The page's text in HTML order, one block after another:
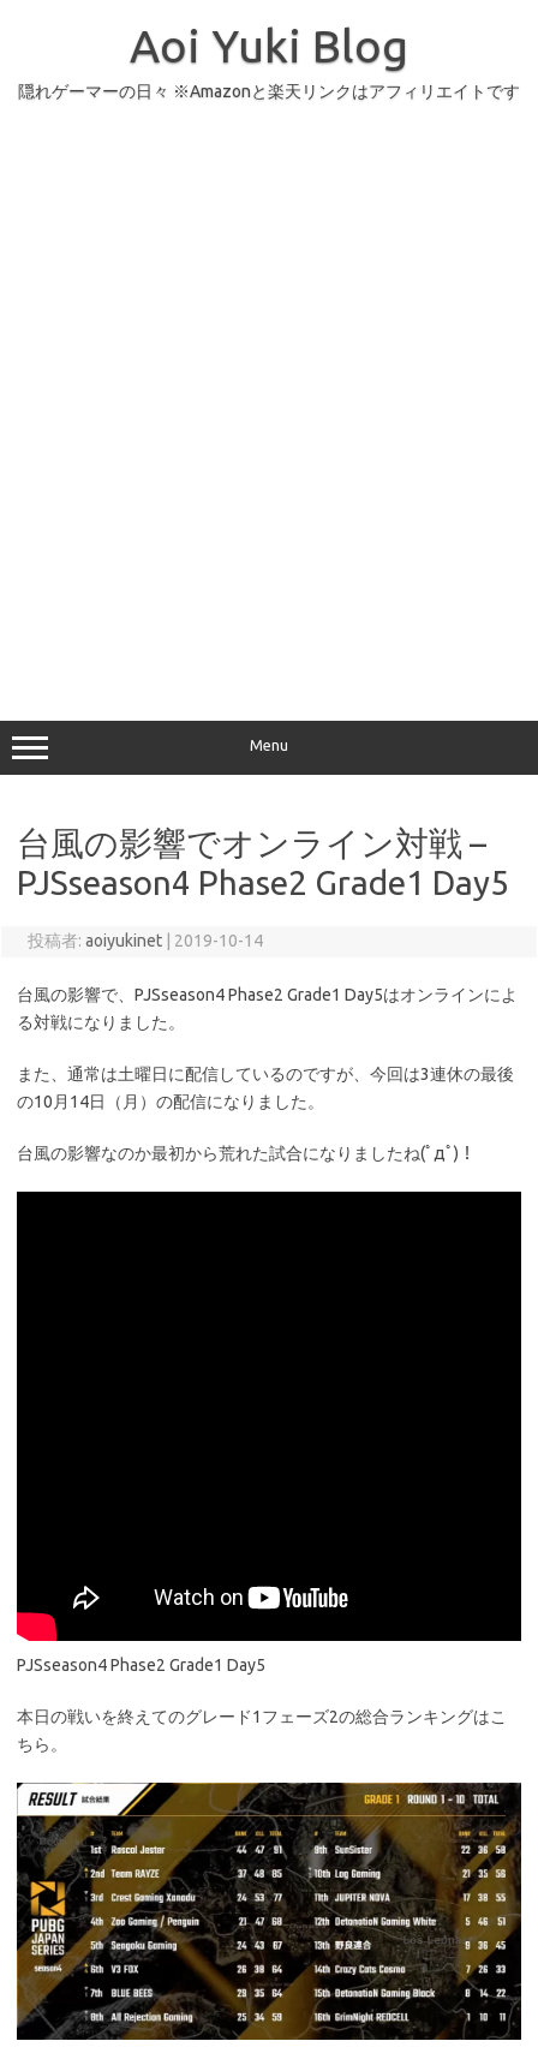
Aoi Yuki Blog
隠れゲーマーの日々 ※Amazonと楽天リンクはアフィリエイトです
Menu
台風の影響でオンライン対戦 –
PJSseason4 Phase2 Grade1 Day5
投稿者: aoiyukinet 2019-10-14
台風の影響で、PJSseason4 Phase2 Grade1 Day5はオンラインによ
る対戦になりました。
また、通常は土曜日に配信しているのですが、今回は3連休の最後
の10月14日（月）の配信になりました。
台風の影響なのか最初から荒れた試合になりましたね(ﾟдﾟ)！
PJSseason4 Phase2 Grade1 Day5
本日の戦いを終えてのグレード1フェーズ2の総合ランキングはこ
ちら。